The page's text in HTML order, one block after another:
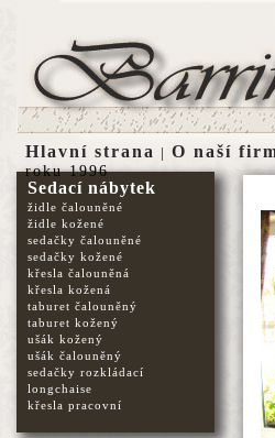
Sedací nábytek
židle čalouněné
židle kožené
sedačky čalouněné
sedačky kožené
křesla čalouněná
křesla kožená
taburet čalouněný
taburet kožený
ušák kožený
ušák čalouněný
sedačky rozkládací
longchaise
křesla pracovní
Hlavní strana | O naší
roku 1996